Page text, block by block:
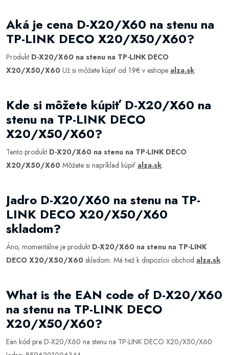
Aká je cena D-X20/X60 na stenu na
TP-LINK DECO X20/X50/X60?
Produkt D-X20/X60 na stenu na TP-LINK DECO
X20/X50/X60 Už si môžete kúpiť od 19€ v eshope alza.sk.
Kde si môžete kúpiť D-X20/X60 na
stenu na TP-LINK DECO
X20/X50/X60?
Tento produkt D-X20/X60 na stenu na TP-LINK DECO
X20/X50/X60 Môžete si napríklad kúpiť alza.sk.
Jadro D-X20/X60 na stenu na TP-
LINK DECO X20/X50/X60
skladom?
Áno, momentálne je produkt D-X20/X60 na stenu na TP-LINK
DECO X20/X50/X60 skladom. Má tiež k dispozícii obchod alza.sk.
What is the EAN code of D-X20/X60
na stenu na TP-LINK DECO
X20/X50/X60?
Ean kód pre D-X20/X60 na stenu na TP-LINK DECO X20/X50/X60